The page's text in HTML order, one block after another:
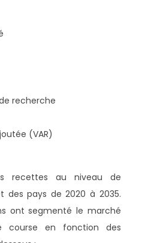
recherche
(VAR)
recettes au niveau de
des pays de 2020 à 2035.
ont segmenté le marché
course en fonction des